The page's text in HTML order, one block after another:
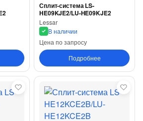
Сплит-система LS-
HE09KJE2/LU-HE09KJE2
Lessar
В наличии
Цена по запросу
Подробнее